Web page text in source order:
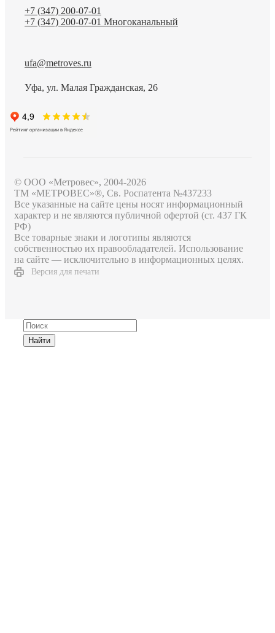
+7 (347) 200-07-01
+7 (347) 200-07-01 Многоканальный
ufa@metroves.ru
Уфа, ул. Малая Гражданская, 26
© ООО «Метровес», 2004-2026
ТМ «МЕТРОВЕС»®, Св. Роспатента №4​3​7​2​3​3
Все указанные на сайте цены носят информационный
характер и не являются публичной офертой (ст. 437 ГК
РФ)
Все товарные знаки и логотипы являются
собственностью их правообладателей. Использование
на сайте — исключительно в информационных целях.
Версия для печати
Найти